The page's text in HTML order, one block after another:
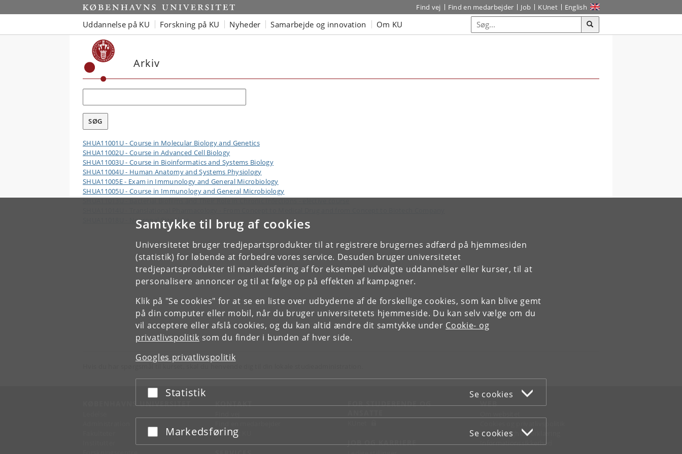
Samtykke til brug af cookies
Universitetet bruger tredjepartsprodukter til at registrere brugernes adfærd på hjemmesiden
(statistik) for løbende at forbedre vores service. Desuden bruger universitetet
tredjepartsprodukter til markedsføring af for eksempel udvalgte uddannelser eller kurser, til at
personalisere annoncer og til at følge op på effekten af kampagner.
Klik på "Se cookies" for at se en liste over udbyderne af de forskellige cookies, som kan blive gemt
på din computer eller mobil, når du bruger universitetets hjemmeside. Du kan selv vælge om du
vil acceptere eller afslå cookies, og du kan altid ændre dit samtykke under Cookie- og
privatlivspolitik som du finder i bunden af hver side.
Googles privatlivspolitik
Acceptér eller afslå
Statistik Se cookies
Acceptér eller afslå
Markedsføring Se cookies
Find vej Find en medarbejder Job KUnet English
Uddannelse på KU Forskning på KU Nyheder Samarbejde og innovation Om KU
Arkiv
SHUA11001U - Course in Molecular Biology and Genetics
SHUA11002U - Course in Advanced Cell Biology
SHUA11003U - Course in Bioinformatics and Systems Biology
SHUA11004U - Human Anatomy and Systems Physiology
SHUA11005E - Exam in Immunology and General Microbiology
SHUA11005U - Course in Immunology and General Microbiology
SHUA11013U - Bacterial Biofilms and Their Role in Chronic Infections - elective course
SHUA11018U - Neuronal Signaling
KØBENHAVNS UNIVERSITET KONTAKT
Kontakt KU
FOR STUDERENDE OG
JOB OG KARRIERE
WEB
Tilgængelighedserklæring
Informationssikkerhed